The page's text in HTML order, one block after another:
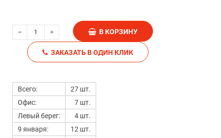
В КОРЗИНУ
ЗАКАЗАТЬ В ОДИН КЛИК
Всего:
27 шт.
Офис:
7 шт.
Левый берег:
4 шт.
9 января:
12 шт.